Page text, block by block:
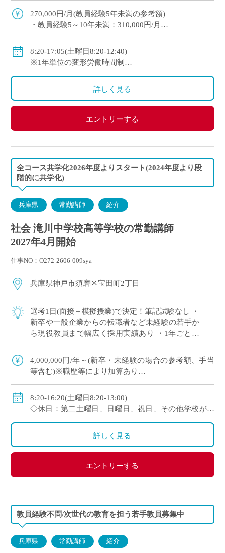
迎。教育への意欲を重視した採用です。 平日1
[…]
270,000円/月(教員経験5年未満の参考額)
・教員経験5～10年未満：310,000円/月
◇手当：各種有
◇賞与：有
8:20-17:05(土曜日8:20-12:40)
※1年単位の変形労働時間制
詳しく見る
エントリーする
全コース共学化2026年度よりスタート(2024年度より段
階的に共学化)
兵庫県 常勤講師 紹介
社会 滝川中学校高等学校の常勤講師
2027年4月開始
仕事NO：O272-2606-009sya
兵庫県神戸市須磨区宝田町2丁目
選考1日(面接＋模擬授業)で決定！筆記試験なし ・
新卒や一般企業からの転職者など未経験の若手か
ら現役教員まで幅広く採用実績あり ・1年ごとに
100年を超える神戸市内の伝統校
4,000,000円/年～(新卒・未経験の場合の参考額、手当
等含む)※職歴等により加算あり
・30歳(教諭・配偶者あり)：約660万円
・40歳(教諭・配偶者及び子２人)：約860万円
・50歳(教諭・配偶者及び子２人)：約940万円
◇賞与：有(過去実績3.55ヶ月分＋30万円)
◇保険：私学共済、雇用保険、労災保険
8:20-16:20(土曜日8:20-13:00)
◇休日：第二土曜日、日曜日、祝日、その他学校が定
詳しく見る
エントリーする
教員経験不問/次世代の教育を担う若手教員募集中
兵庫県 常勤講師 紹介